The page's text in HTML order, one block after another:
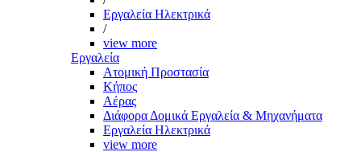
Εργαλεία Ηλεκτρικά
/
view more
Εργαλεία
Aτομική Προστασία
Kήπος
Αέρας
Διάφορα Δομικά Εργαλεία & Μηχανήματα
Εργαλεία Ηλεκτρικά
view more